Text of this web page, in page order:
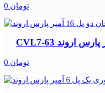
0 تومان
0 تومان